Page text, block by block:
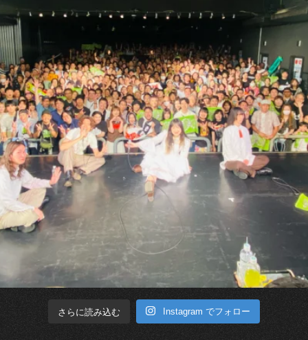
さらに読み込む Instagram でフォロー